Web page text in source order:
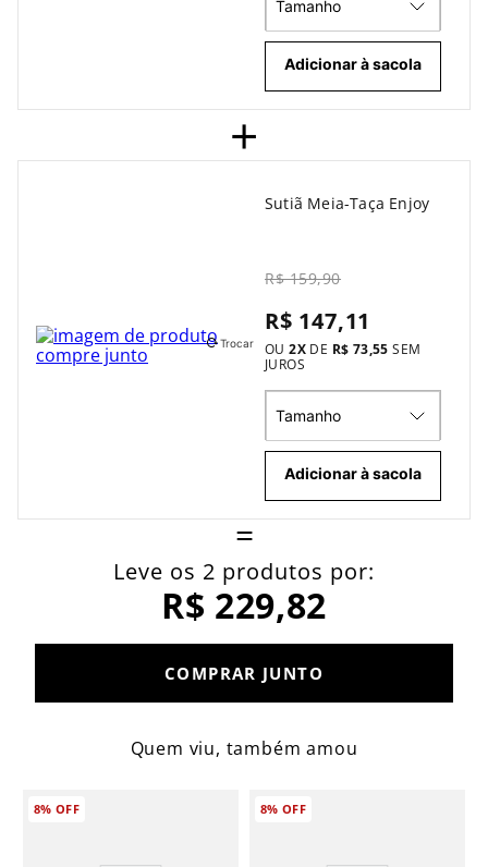
Tamanho
Adicionar à sacola
+
Trocar
Sutiã Meia-Taça Enjoy
R$ 159,90
R$ 147,11
OU 2X DE R$ 73,55 SEM
JUROS
Tamanho
Adicionar à sacola
=
Leve os 2 produtos por:
R$ 229,82
COMPRAR JUNTO
Quem viu, também amou
8% OFF 8% OFF